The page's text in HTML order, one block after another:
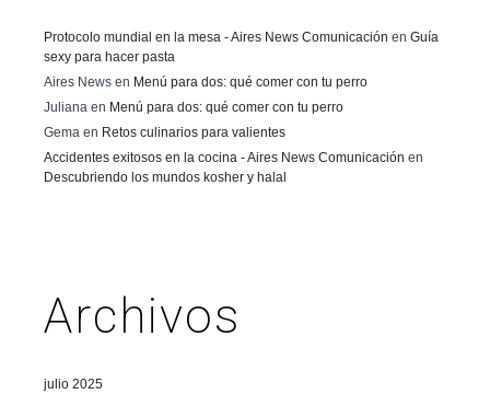
Protocolo mundial en la mesa - Aires News Comunicación en Guía
sexy para hacer pasta
Aires News en Menú para dos: qué comer con tu perro
Juliana en Menú para dos: qué comer con tu perro
Gema en Retos culinarios para valientes
Accidentes exitosos en la cocina - Aires News Comunicación en
Descubriendo los mundos kosher y halal
Archivos
julio 2025